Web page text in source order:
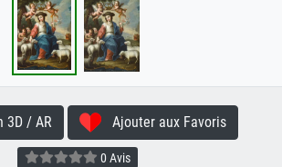
3D / AR Ajouter aux Favoris
0 Avis